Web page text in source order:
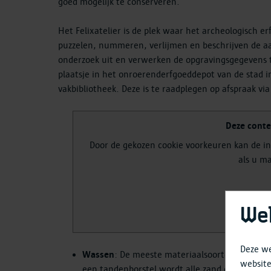
Het Felixatelier is de plek waar het archeologisch
puzzelen, nummeren, verlijmen en beschrijven de
onderzoek uit en verwerken de
plaatsje in het onroerenderfgoeddepot van de stad
vakbibliotheek. Deze is te raadplegen op afspraak via
Deze
Door de gekozen cookie voorkeuren kan de
als u
Wassen: De meeste materiaalsoorten mogen
Deze